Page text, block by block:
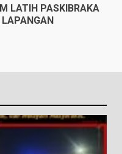
LATIH PASKIBRAKA